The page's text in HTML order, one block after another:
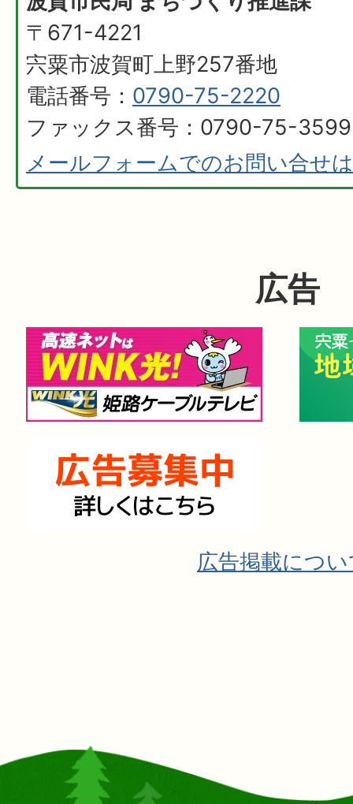
〒671-4221
宍粟市波賀町上野257番地
電話番号： 0790-75-2220
ファックス番号：0790-75-3599
メールフォームでのお問い合せ
広告
広告掲載につ